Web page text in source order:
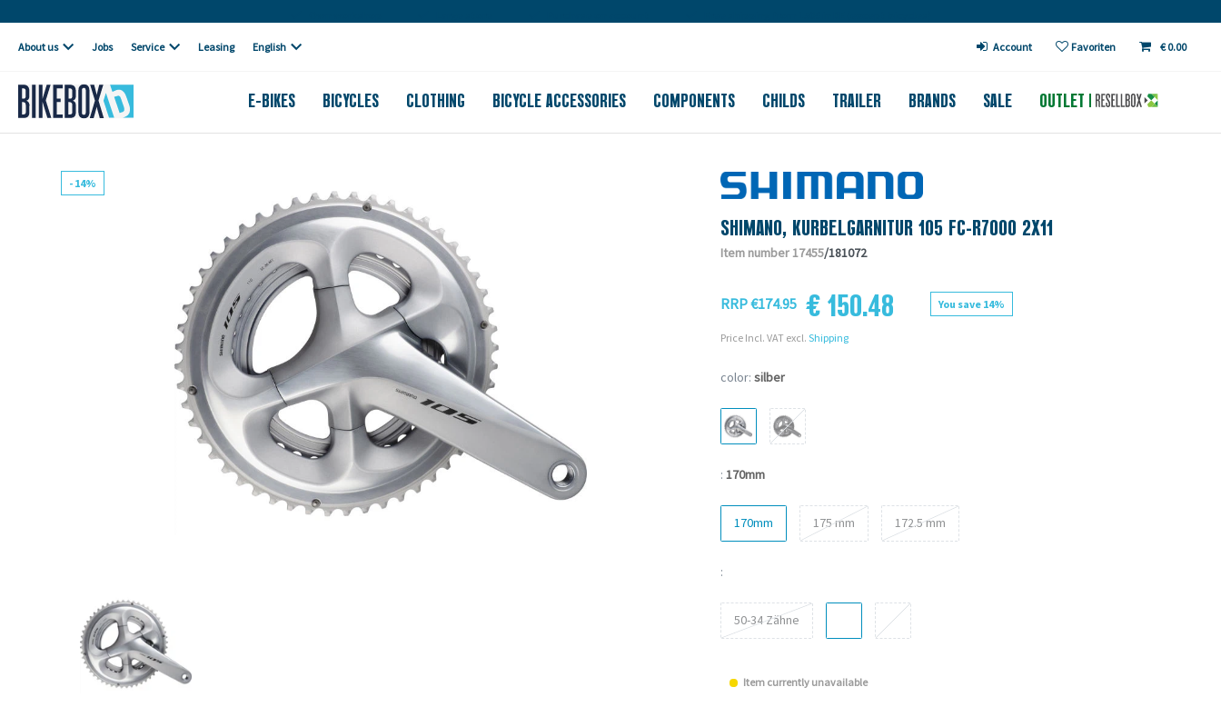
About us Jobs Service Leasing English Account Favoriten € 0.00
E-BIKES BICYCLES CLOTHING BICYCLE ACCESSORIES COMPONENTS CHILDS TRAILER BRANDS SALE OUTLET
- 14%
SHIMANO, KURBELGARNITUR 105 FC-R7000 2X11
Item number 17455/181072
RRP €174.95 € 150.48 You save 14%
Price Incl. VAT excl. Shipping
color: silber
: 170mm
170mm 175 mm 172.5 mm
:
50-34 Zähne
Item currently unavailable